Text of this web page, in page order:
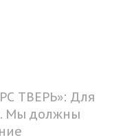
ТВЕРЬ»: Для
Мы должны